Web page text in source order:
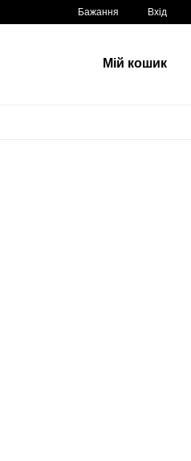
Бажання Вхід
Мій кошик